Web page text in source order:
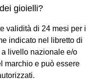
gioielli?
validità di 24 mesi per i
indicato nel libretto di
livello nazionale e/o
marchio e può essere